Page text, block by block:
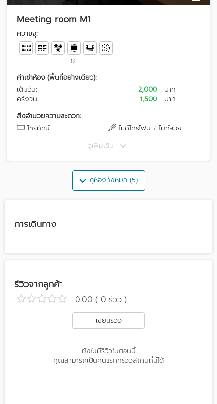
Meeting room M1
ความจุ:
12
ค่าเช่าห้อง (พื้นที่อย่างเดียว):
เต็มวัน:
2,000
บาท
ครึ่งวัน:
1,500
บาท
สิ่งอำนวยความสะดวก:
โทรทัศน์
ไมค์โครโฟน / ไมค์ลอย
ดูเพิ่มเติม
ดูห้องทั้งหมด (5)
การเดินทาง
รีวิวจากลูกค้า
0.00 ( 0 รีวิว )
เขียนรีวิว
ยังไม่มีรีวิวในตอนนี้
คุณสามารถเป็นคนแรกที่รีวิวสถานที่นี้ได้